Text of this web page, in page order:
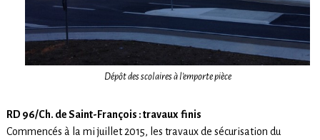
Dépôt des scolaires à l’emporte pièce
RD 96/Ch. de Saint-François : travaux finis
Commencés à la mi juillet 2015, les travaux de sécurisation du